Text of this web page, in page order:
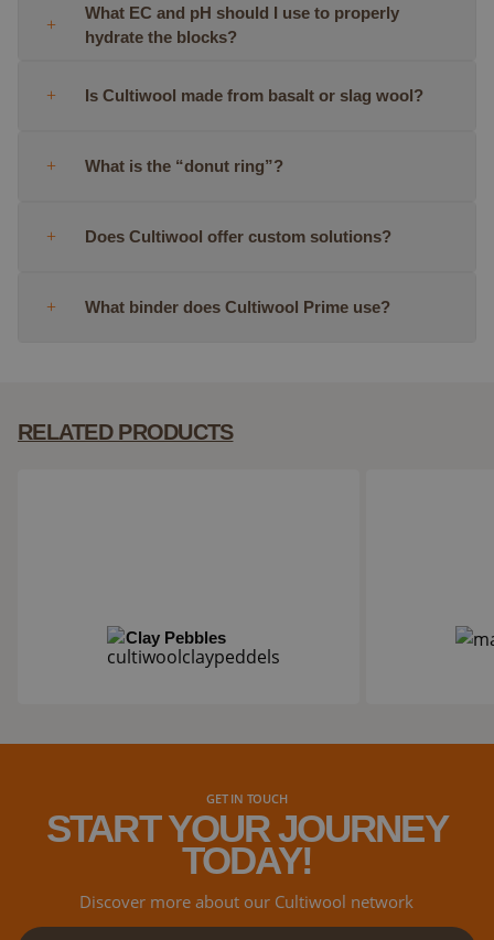
What EC and pH should I use to properly
hydrate the blocks?
about pH and EC
Is Cultiwool made from basalt or slag wool?
differences between slag wool and high-quality
What is the “donut ring”?
article about Cultiwool’s product features
Does Cultiwool offer custom solutions?
What binder does Cultiwool Prime use?
RELATED PRODUCTS
Clay Pebbles
GET IN TOUCH
START YOUR JOURNEY
TODAY!
Discover more about our Cultiwool network